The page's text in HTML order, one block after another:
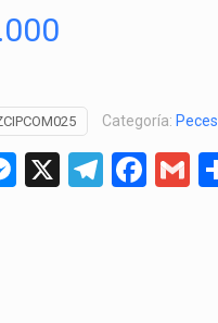
Categoría:
Messenger
X